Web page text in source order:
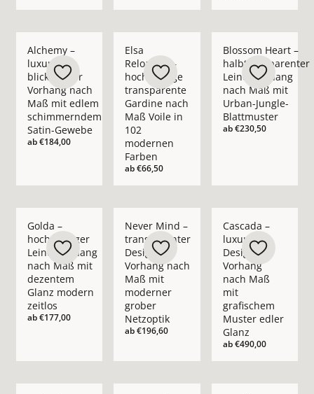
Alchemy –
luxuriöser
blickdichter
Vorhang nach
Maß mit edlem
schimmerndem
Satin-Gewebe
ab€184,00
Elsa
Reloaded –
hochwertige
transparente
Gardine nach
Maß Voile in
102
modernen
Farben
ab€66,50
Blossom Heart –
halbtransparenter
Leinenvorhang
nach Maß mit
Urban-Jungle-
Blattmuster
ab€230,50
Golda –
hochwertiger
Leinenvorhang
nach Maß mit
dezentem
Glanz modern
zeitlos
ab€177,00
Never Mind –
transparenter
Design-
Vorhang nach
Maß mit
moderner
grober
Netzoptik
ab€196,60
Cascada –
luxuriöser
Design-
Vorhang
nach Maß
mit
grafischem
Muster edler
Glanz
ab€490,00